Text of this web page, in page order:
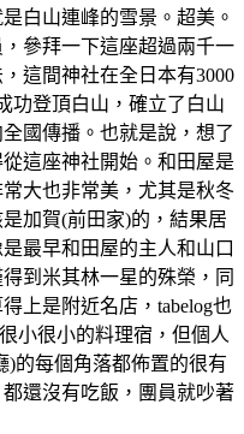
白山連峰的雪景。超美。
參拜一下這座超過兩千一
這間神社在全日本有3000
功登頂白山，確立了白山
國傳播。也就是說，想了
這座神社開始。和田屋是
大也非常美，尤其是秋冬
加賀(前田家)的，結果居
最早和田屋的主人和山口
到米其林一星的殊榮，同
上是附近名店，tabelog也
小很小的料理宿，但個人
)的每個角落都佈置的很有
還沒有吃飯，團員就吵著